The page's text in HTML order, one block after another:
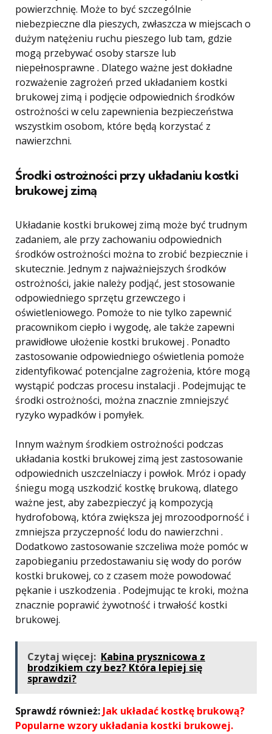
powierzchnię. Może to być szczególnie
niebezpieczne dla pieszych, zwłaszcza w miejscach o
dużym natężeniu ruchu pieszego lub tam, gdzie
mogą przebywać osoby starsze lub
niepełnosprawne . Dlatego ważne jest dokładne
rozważenie zagrożeń przed układaniem kostki
brukowej zimą i podjęcie odpowiednich środków
ostrożności w celu zapewnienia bezpieczeństwa
wszystkim osobom, które będą korzystać z
nawierzchni.
Środki ostrożności przy układaniu kostki
brukowej zimą
Układanie kostki brukowej zimą może być trudnym
zadaniem, ale przy zachowaniu odpowiednich
środków ostrożności można to zrobić bezpiecznie i
skutecznie. Jednym z najważniejszych środków
ostrożności, jakie należy podjąć, jest stosowanie
odpowiedniego sprzętu grzewczego i
oświetleniowego. Pomoże to nie tylko zapewnić
pracownikom ciepło i wygodę, ale także zapewni
prawidłowe ułożenie kostki brukowej . Ponadto
zastosowanie odpowiedniego oświetlenia pomoże
zidentyfikować potencjalne zagrożenia, które mogą
wystąpić podczas procesu instalacji . Podejmując te
środki ostrożności, można znacznie zmniejszyć
ryzyko wypadków i pomyłek.
Innym ważnym środkiem ostrożności podczas
układania kostki brukowej zimą jest zastosowanie
odpowiednich uszczelniaczy i powłok. Mróz i opady
śniegu mogą uszkodzić kostkę brukową, dlatego
ważne jest, aby zabezpieczyć ją kompozycją
hydrofobową, która zwiększa jej mrozoodporność i
zmniejsza przyczepność lodu do nawierzchni .
Dodatkowo zastosowanie szczeliwa może pomóc w
zapobieganiu przedostawaniu się wody do porów
kostki brukowej, co z czasem może powodować
pękanie i uszkodzenia . Podejmując te kroki, można
znacznie poprawić żywotność i trwałość kostki
brukowej.
Czytaj więcej: Kabina prysznicowa z
brodzikiem czy bez? Która lepiej się
sprawdzi?
Sprawdź również: Jak układać kostkę brukową?
Popularne wzory układania kostki brukowej.